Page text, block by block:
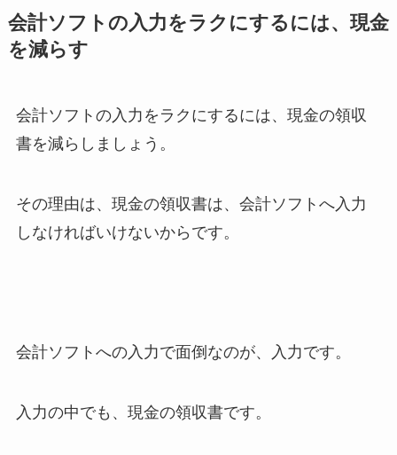
会計ソフトの入力をラクにするには、現金
を減らす
会計ソフトの入力をラクにするには、現金の領収
書を減らしましょう。
その理由は、現金の領収書は、会計ソフトへ入力
しなければいけないからです。
会計ソフトへの入力で面倒なのが、入力です。
入力の中でも、現金の領収書です。